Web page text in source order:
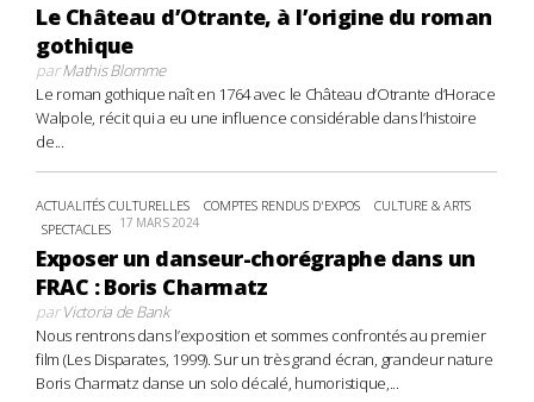
Le Château d’Otrante, à l’origine du roman
gothique
parMathis Blomme
Le roman gothique naît en 1764 avec le Château d’Otrante d’Horace
Walpole, récit qui a eu une influence considérable dans l’histoire
de...
ACTUALITÉS CULTURELLES COMPTES RENDUS D'EXPOS
CULTURE & ARTS
SPECTACLES 17 MARS 2024
Exposer un danseur-chorégraphe dans un
FRAC : Boris Charmatz
parVictoria de Bank
Nous rentrons dans l’exposition et sommes confrontés au premier
film (Les Disparates, 1999). Sur un très grand écran, grandeur nature
Boris Charmatz danse un solo décalé, humoristique,...